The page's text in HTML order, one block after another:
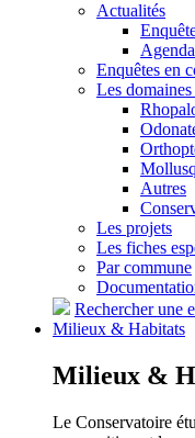
Actualités
Agenda
Enquêtes en
Les
Autres
Les projets
Les fiches
Par commune
Rechercher une
Milieux & Habitats
Milieux &
Le Conservatoire